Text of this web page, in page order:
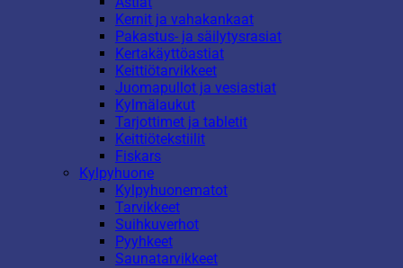
Kernit ja vahakankaat
Pakastus- ja säilytysrasiat
Kertakäyttöastiat
Keittiötarvikkeet
Juomapullot ja vesiastiat
Kylmälaukut
Tarjottimet ja tabletit
Keittiötekstiilit
Fiskars
Kylpyhuone
Kylpyhuonematot
Tarvikkeet
Suihkuverhot
Pyyhkeet
Saunatarvikkeet